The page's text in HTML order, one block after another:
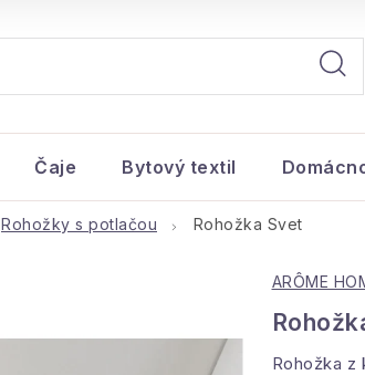
Čaje Bytový textil
Rohožky s potlačou Rohožka Svet
ARÔME
Rohožka z